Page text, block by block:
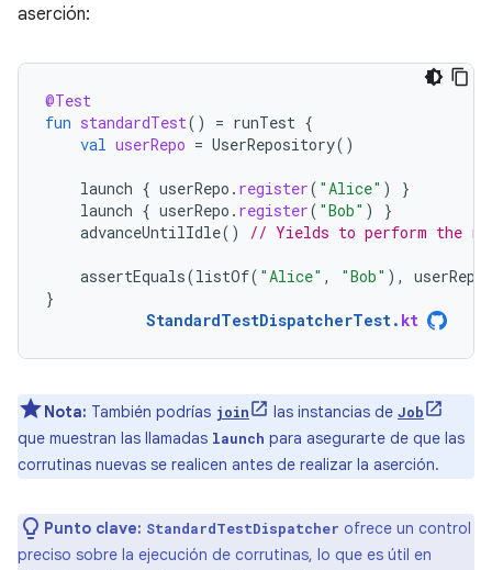
aserción:
@Test
fun standardTest() = runTest {
val userRepo = UserRepository()
launch { userRepo . register( "Alice" )
}
launch { userRepo . register( "Bob" )
}
advanceUntilIdle() // Yields to perform the
assertEquals(listOf( "Alice" , "Bob" ), userRepo
}
StandardTestDispatcherTest. kt
Nota: También podrías join las instancias de Job
que muestran las llamadas launch para asegurarte de que las
corrutinas nuevas se realicen antes de realizar la aserción.
Punto clave: StandardTestDispatcher ofrece un control
preciso sobre la ejecución de corrutinas, lo que es útil en